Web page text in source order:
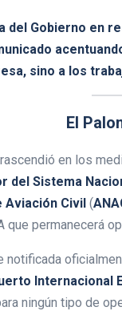
Gobierno en
sino a los
El
en los
del Sistema
Aviación Civil (
que permanecerá
notificada
Internacional
ningún tipo de